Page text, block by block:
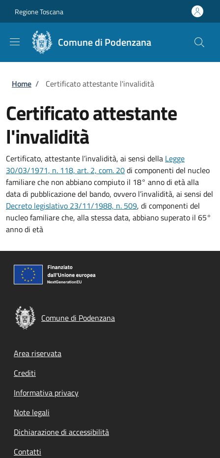
Regione Toscana
Comune di Podenzana
Briciole di pane
Home / Certificato attestante l'invalidità
Certificato attestante
l'invalidità
Certificato, attestante l’invalidità, ai sensi della Legge
30/03/1971, n. 118, art. 2, com. 20di componenti del nucleo
familiare che non abbiano compiuto il 18° anno di età alla
data di pubblicazione del bando, ovvero l’invalidità, ai sensi del
Decreto legislativo 23/11/1988, n. 509, di componenti del
nucleo familiare che, alla stessa data, abbiano superato il 65°
anno di età
Comune di Podenzana
Footer menu
Area riservata
Crediti
Informativa privacy
Note legali
Dichiarazione di accessibilità
Contatti